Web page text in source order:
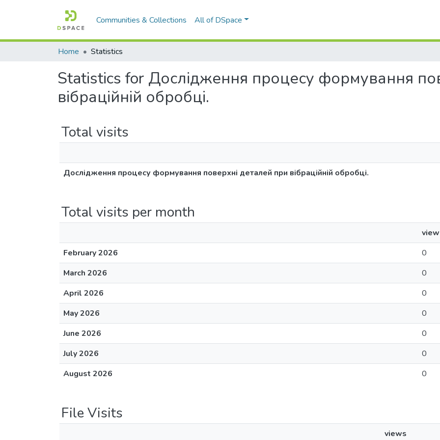
Communities & Collections All of DSpace
Home Statistics
Statistics for Дослідження процесу формування
вібраційній обробці.
Total visits
Дослідження процесу формування поверхні деталей при вібраційній обробці.
Total visits per month
February 2026
0
March 2026
0
April 2026
0
May 2026
0
June 2026
0
July 2026
0
August 2026
0
File Visits
views